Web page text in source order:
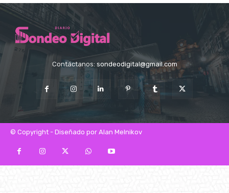
Contáctanos: sondeodigital@gmail.com
© Copyright - Diseñado por Alan Melnikov